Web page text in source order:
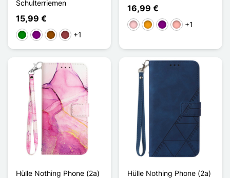
Schulterriemen
15,99 €
GrünViolettBraunDunkelrot
+1
16,99 €
PinkOrangeViolettRoségold
+1
Hülle Nothing Phone (2a)
Hülle Nothing Phone (2a)